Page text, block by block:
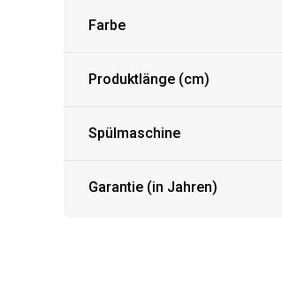
Farbe
Produktlänge (cm)
Spülmaschine
Garantie (in Jahren)